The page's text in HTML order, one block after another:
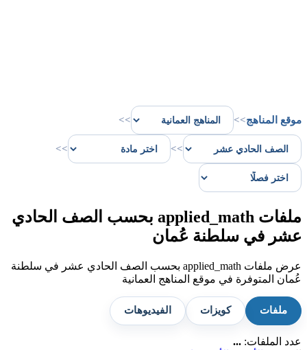
موقع المناهج>>
>>
>>
>>
ملفات applied_math بحسب الصف الحادي
عشر في سلطنة عُمان
عرض ملفات applied_math بحسب الصف الحادي عشر في سلطنة
عُمان المتوفرة في موقع المناهج العمانية
ملفات كويزات الفيديوهات
عدد الملفات: ...